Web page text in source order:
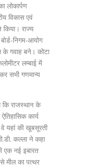
लोकार्पण
विकास एवं
किया। राज्य
निगम-आयोग
के गवाह बने। कोटा
लम्बाई में
सभी गणमान्य
कि राजस्थान के
कार्य
यहां की खूबसूरती
कल्ला ने कहा
एक नई इबारत
मील का पत्थर